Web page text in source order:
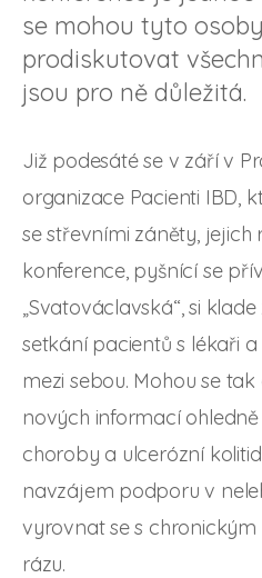
se mohou tyto
prodiskutovat
jsou pro ně důležitá.
Již podesáté se v září v
organizace Pacienti IBD,
se střevními záněty, jejich
konference, pyšnící se
„Svatováclavská“, si
setkání pacientů s lékaři
mezi sebou. Mohou se
nových informací
choroby a ulcerózní
navzájem podporu v
vyrovnat se s
rázu.